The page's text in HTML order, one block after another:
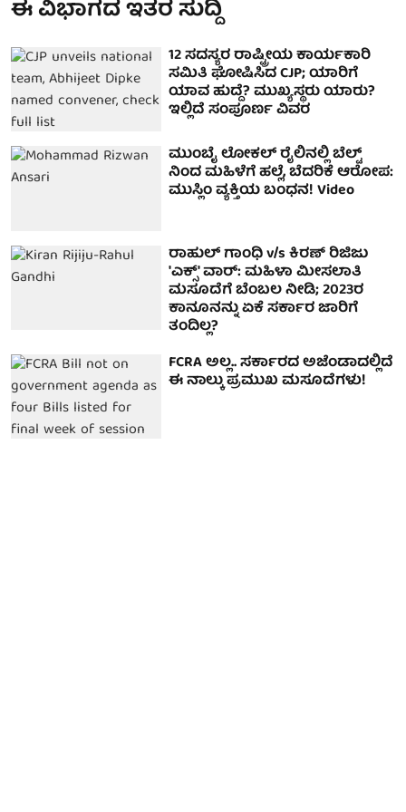
ಈ ವಿಭಾಗದ ಇತರ ಸುದ್ದಿ
12 ಸದಸ್ಯರ ರಾಷ್ಟ್ರೀಯ ಕಾರ್ಯಕಾರಿ
ಸಮಿತಿ ಘೋಷಿಸಿದ CJP; ಯಾರಿಗೆ
ಯಾವ ಹುದ್ದೆ? ಮುಖ್ಯಸ್ಥರು ಯಾರು?
ಇಲ್ಲಿದೆ ಸಂಪೂರ್ಣ ವಿವರ
ಮುಂಬೈ ಲೋಕಲ್ ರೈಲಿನಲ್ಲಿ ಬೆಲ್ಟ್
ನಿಂದ ಮಹಿಳೆಗೆ ಹಲ್ಲೆ, ಬೆದರಿಕೆ ಆರೋಪ:
ಮುಸ್ಲಿಂ ವ್ಯಕ್ತಿಯ ಬಂಧನ! Video
ರಾಹುಲ್ ಗಾಂಧಿ v/s ಕಿರಣ್ ರಿಜಿಜು
'ಎಕ್ಸ್' ವಾರ್: ಮಹಿಳಾ ಮೀಸಲಾತಿ
ಮಸೂದೆಗೆ ಬೆಂಬಲ ನೀಡಿ; 2023ರ
ಕಾನೂನನ್ನು ಏಕೆ ಸರ್ಕಾರ ಜಾರಿಗೆ
ತಂದಿಲ್ಲ?
FCRA ಅಲ್ಲ.. ಸರ್ಕಾರದ ಅಜೆಂಡಾದಲ್ಲಿದೆ
ಈ ನಾಲ್ಕು ಪ್ರಮುಖ ಮಸೂದೆಗಳು!